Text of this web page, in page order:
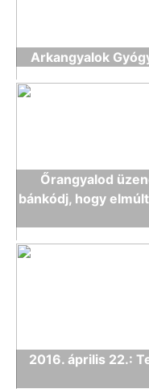
Arkangyalok
Őrangyalod
bánkódj, hogy
2016. április 22.: